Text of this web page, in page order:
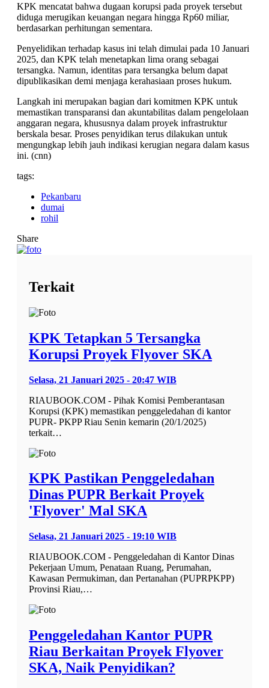
KPK mencatat bahwa dugaan korupsi pada proyek tersebut
diduga merugikan keuangan negara hingga Rp60 miliar,
berdasarkan perhitungan sementara.
Penyelidikan terhadap kasus ini telah dimulai pada 10 Januari
2025, dan KPK telah menetapkan lima orang sebagai
tersangka. Namun, identitas para tersangka belum dapat
dipublikasikan demi menjaga kerahasiaan proses hukum.
Langkah ini merupakan bagian dari komitmen KPK untuk
memastikan transparansi dan akuntabilitas dalam pengelolaan
anggaran negara, khususnya dalam proyek infrastruktur
berskala besar. Proses penyidikan terus dilakukan untuk
mengungkap lebih jauh indikasi kerugian negara dalam kasus
ini. (cnn)
tags:
Pekanbaru
dumai
rohil
Share
Terkait
KPK Tetapkan 5 Tersangka
Korupsi Proyek Flyover SKA
Selasa, 21 Januari 2025 - 20:47 WIB
RIAUBOOK.COM - Pihak Komisi Pemberantasan
Korupsi (KPK) memastikan penggeledahan di kantor
PUPR- PKPP Riau Senin kemarin (20/1/2025)
terkait…
KPK Pastikan Penggeledahan
Dinas PUPR Berkait Proyek
'Flyover' Mal SKA
Selasa, 21 Januari 2025 - 19:10 WIB
RIAUBOOK.COM - Penggeledahan di Kantor Dinas
Pekerjaan Umum, Penataan Ruang, Perumahan,
Kawasan Permukiman, dan Pertanahan (PUPRPKPP)
Provinsi Riau,…
Penggeledahan Kantor PUPR
Riau Berkaitan Proyek Flyover
SKA, Naik Penyidikan?